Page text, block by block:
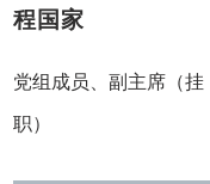
程国家
党组成员、副主席（挂
职）